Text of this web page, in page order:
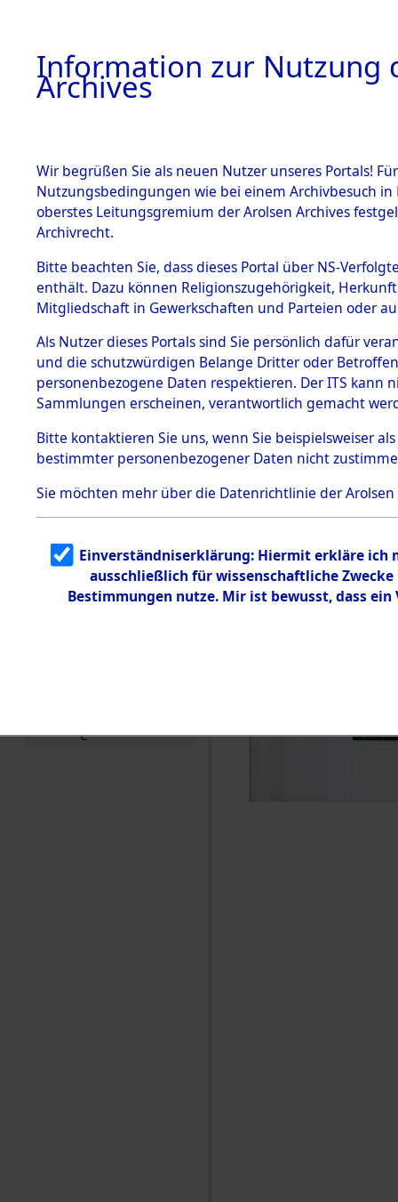
BESTÄNDE
1.
mente
5. Verschiedenes
5.3
Todesmärsche
5.3.1 Alliierte
Erhebungen
zu
Todesmärsch
en
5.3.2
g
5.3.3
Todesmärsch
e
Listen
Information zur Nutzung
Archives
Wir begrüßen Sie als neuen Nutzer unseres Portals!
Nutzungsbedingungen wie bei einem Archivbesuch
oberstes Leitungsgremium der Arolsen Archives
Archivrecht.
Bitte beachten Sie, dass dieses Portal über NS-
enthält. Dazu können Religionszugehörigkeit,
Mitgliedschaft in Gewerkschaften und Parteien oder
Als Nutzer dieses Portals sind Sie persönlich dafür
und die schutzwürdigen Belange Dritter oder
personenbezogene Daten respektieren. Der ITS
Sammlungen erscheinen, verantwortlich gemacht
Bitte kontaktieren Sie uns, wenn Sie beispielsweiser
bestimmter personenbezogener Daten nicht
Sie möchten mehr über die Datenrichtlinie der Arolsen
Einverständniserklärung: Hiermit erkläre ich
ausschließlich für wissenschaftliche
Bestimmungen nutze. Mir ist bewusst, dass